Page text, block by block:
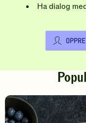
Ha dialog